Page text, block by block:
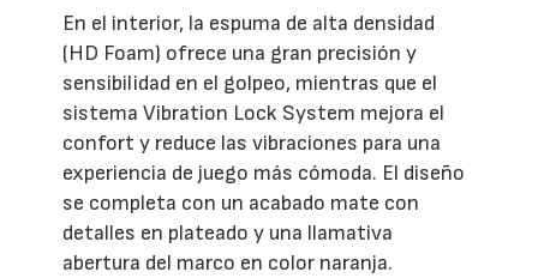
En el interior, la espuma de alta densidad
(HD Foam) ofrece una gran precisión y
sensibilidad en el golpeo, mientras que el
sistema Vibration Lock System mejora el
confort y reduce las vibraciones para una
experiencia de juego más cómoda. El diseño
se completa con un acabado mate con
detalles en plateado y una llamativa
abertura del marco en color naranja.